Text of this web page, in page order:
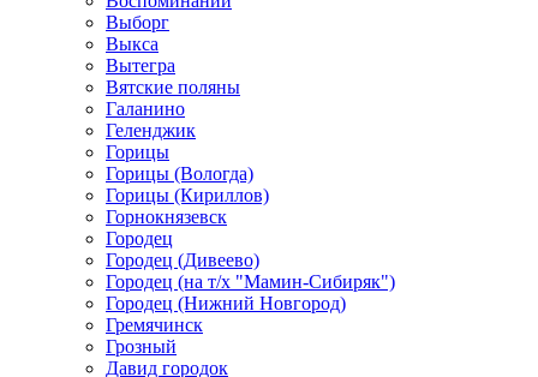
Выборг
Выкса
Вытегра
Вятские поляны
Галанино
Геленджик
Горицы
Горицы (Вологда)
Горицы (Кириллов)
Горнокнязевск
Городец
Городец (Дивеево)
Городец (на т/х "Мамин-Сибиряк")
Городец (Нижний Новгород)
Гремячинск
Грозный
Давид городок